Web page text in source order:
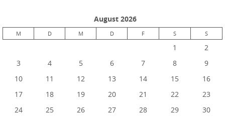
August 2026
M D M D F S S
1
2
3
4 5 6 7 8
9
10
11 12 13 14 15
16
17
18 19 20 21 22
23
24
25 26 27 28 29
30